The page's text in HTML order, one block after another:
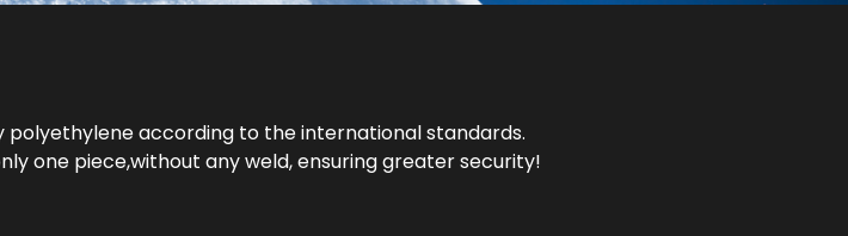
according to the international standards.
one piece,without any weld, ensuring greater security!